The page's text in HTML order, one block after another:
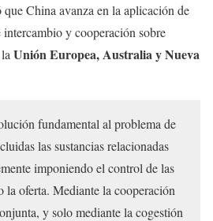
China avanza en la aplicación de
intercambio y cooperación sobre
Unión Europea, Australia y Nueva
fundamental al problema de
las sustancias relacionadas
imponiendo el control de las
la oferta. Mediante la cooperación
y solo mediante la cogestión